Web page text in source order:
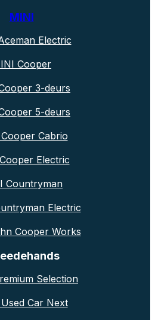
MINI
Electric
Cooper
3-deurs
5-deurs
Cabrio
Electric
Countryman
Electric
Cooper Works
Selection
Car Next